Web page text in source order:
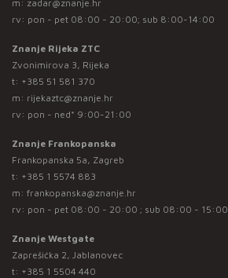
m: zadar@znanje.hr
rv: pon - pet 08:00 - 20:00; sub 8:00-14:00
Znanje Rijeka ZTC
Zvonimirova 3, Rijeka
t: +385 51 581 370
m: rijekaztc@znanje.hr
rv: pon - ned* 9:00-21:00
Znanje Frankopanska
Frankopanska 5a, Zagreb
t: +385 1 5574 883
m: frankopanska@znanje.hr
rv: pon - pet 08:00 - 20:00 ; sub 08:00 - 15:00
Znanje Westgate
Zaprešićka 2, Jablanovec
t: +385 1 5504 440